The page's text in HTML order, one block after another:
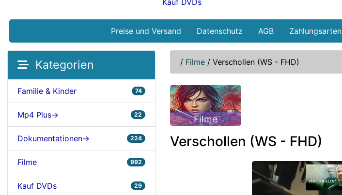
Kauf DVDs
Preise und Versand Datenschutz AGB Zahlungsarten
Kategorien
Familie & Kinder 74
Mp4 Plus-> 22
Dokumentationen-> 224
Filme 992
Kauf DVDs 29
/ Filme / Verschollen (WS - FHD)
Filme
Verschollen (WS - FHD)